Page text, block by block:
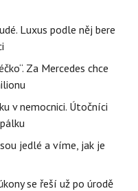
Luxus podle něj bere
Za Mercedes chce
v nemocnici. Útočníci
jedlé a víme, jak je
se řeší už po úrodě